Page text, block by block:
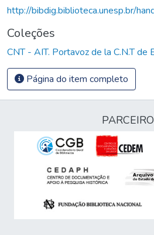
http://bibdig.biblioteca.unesp.br/
Coleções
CNT - AIT. Portavoz de la C.N.T de
Página do item completo